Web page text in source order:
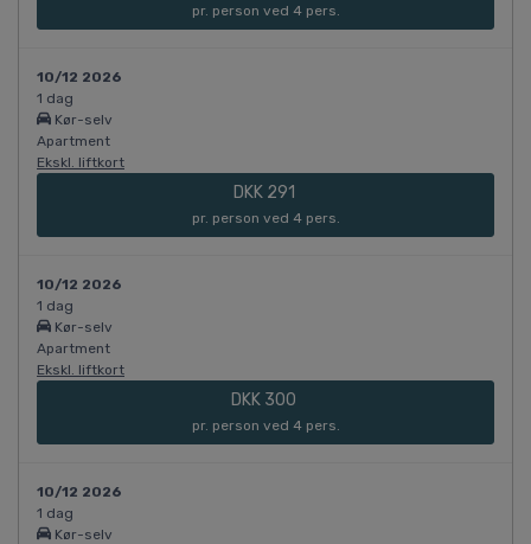
pr. person ved 4 pers.
10/12 2026
1 dag
Kør-selv
Apartment
Ekskl. liftkort
DKK 291
pr. person ved 4 pers.
10/12 2026
1 dag
Kør-selv
Apartment
Ekskl. liftkort
DKK 300
pr. person ved 4 pers.
10/12 2026
1 dag
Kør-selv